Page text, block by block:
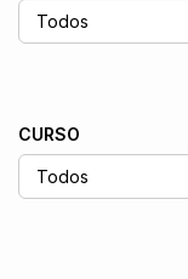
CURSO